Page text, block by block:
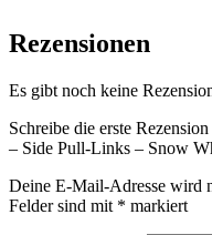
Rezensionen
Es gibt noch keine
Schreibe die erste
– Side Pull-Links – Snow
Deine E-Mail-Adresse wird
Felder sind mit * markiert